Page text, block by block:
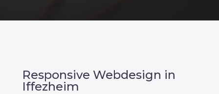
Responsive Webdesign in
Iffezheim